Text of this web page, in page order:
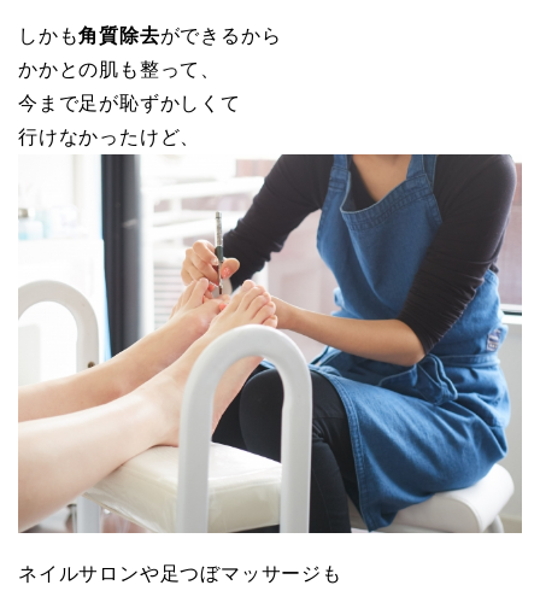
しかも角質除去ができるから
かかとの肌も整って、
今まで足が恥ずかしくて
行けなかったけど、
ネイルサロンや足つぼマッサージも